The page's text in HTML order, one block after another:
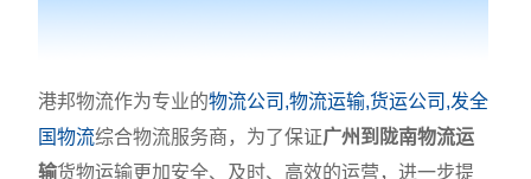
港邦物流作为专业的物流公司,物流运输,货运公司,发全
国物流综合物流服务商，为了保证广州到陇南物流运
输货物运输更加安全、及时、高效的运营，进一步提